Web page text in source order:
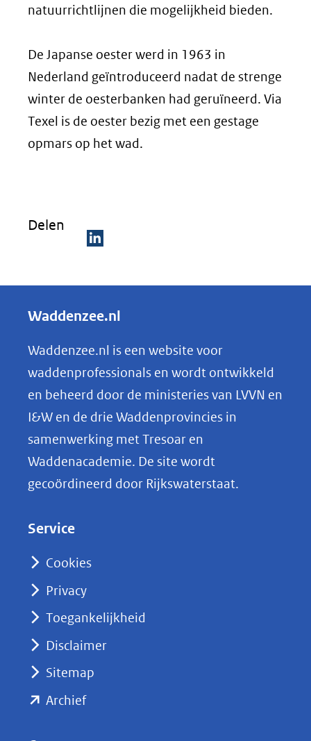
natuurrichtlijnen die mogelijkheid bieden.
De Japanse oester werd in 1963 in
Nederland geïntroduceerd nadat de strenge
winter de oesterbanken had geruïneerd. Via
Texel is de oester bezig met een gestage
opmars op het wad.
Delen
e
e
n
o
p
k
e
nieuw
naar
Waddenzee.nl
Waddenzee.nl is een website voor
waddenprofessionals en wordt ontwikkeld
en beheerd door de ministeries van LVVN en
I&W en de drie Waddenprovincies in
samenwerking met Tresoar en
Waddenacademie. De site wordt
gecoördineerd door Rijkswaterstaat.
Service
Cookies
Privacy
Toegankelijkheid
Disclaimer
Sitemap
Archief(opent